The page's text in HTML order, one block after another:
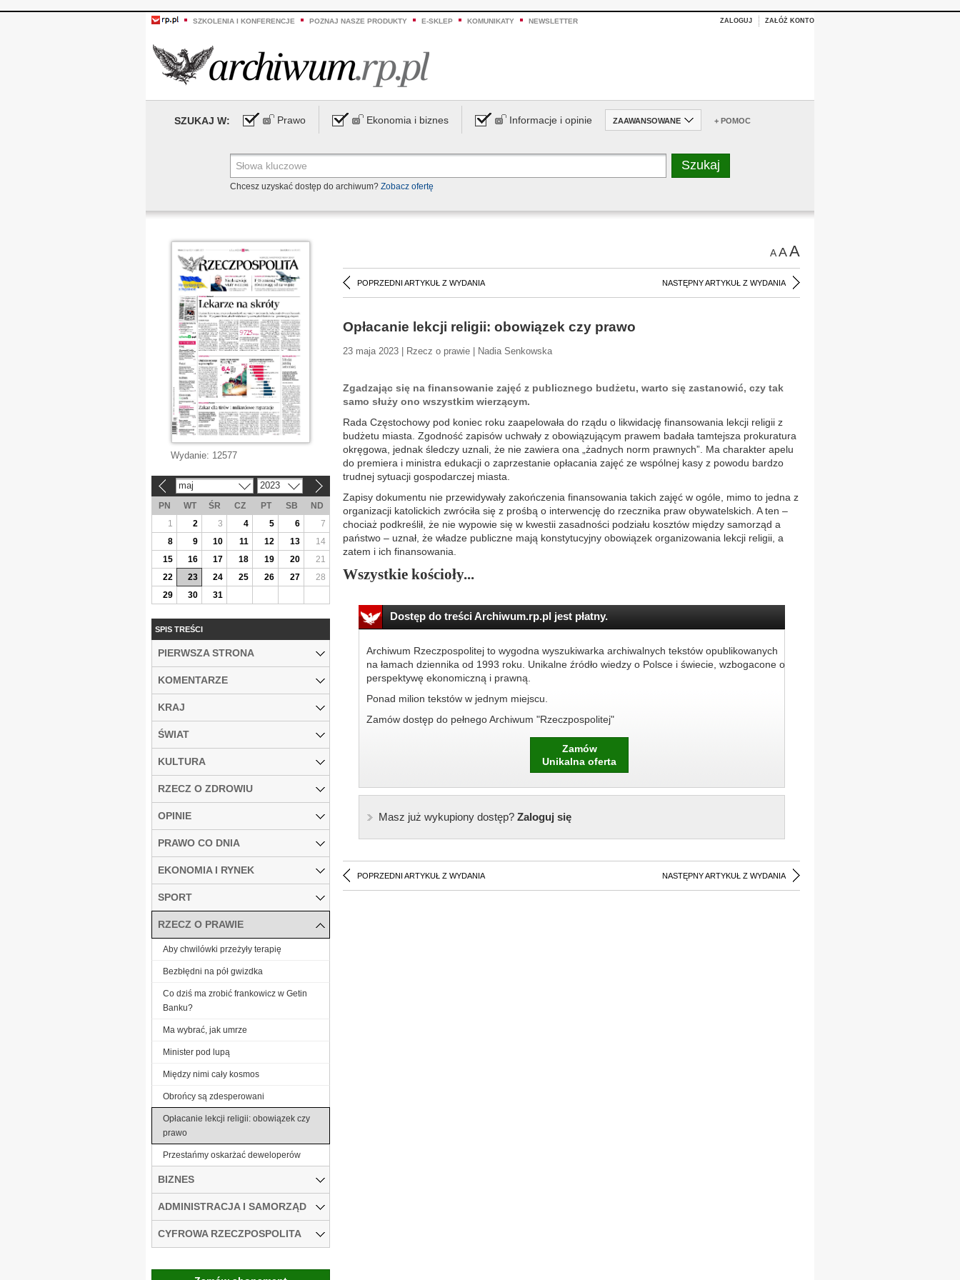
SZKOLENIA I KONFERENCJE POZNAJ NASZE PRODUKTY E-SKLEP KOMUNIKATY NEWSLETTER ZALOGUJ ZAŁÓŻ KONTO
SZUKAJ W: Prawo Ekonomia i biznes Informacje i opinie ZAAWANSOWANE + POMOC
Chcesz uzyskać dostęp do archiwum? Zobacz ofertę
AAA
POPRZEDNI ARTYKUŁ Z WYDANIA NASTĘPNY ARTYKUŁ Z WYDANIA
Opłacanie lekcji religii: obowiązek czy prawo
23 maja 2023 | Rzecz o prawie | Nadia Senkowska
Zgadzając się na finansowanie zajęć z publicznego budżetu, warto się zastanowić, czy tak
samo służy ono wszystkim wierzącym.
Rada Częstochowy pod koniec roku zaapelowała do rządu o likwidację finansowania lekcji religii z
budżetu miasta. Zgodność zapisów uchwały z obowiązującym prawem badała tamtejsza prokuratura
okręgowa, jednak śledczy uznali, że nie zawiera ona „żadnych norm prawnych”. Ma charakter apelu
do premiera i ministra edukacji o zaprzestanie opłacania zajęć ze wspólnej kasy z powodu bardzo
trudnej sytuacji gospodarczej miasta.
Zapisy dokumentu nie przewidywały zakończenia finansowania takich zajęć w ogóle, mimo to jedna z
organizacji katolickich zwróciła się z prośbą o interwencję do rzecznika praw obywatelskich. A ten –
chociaż podkreślił, że nie wypowie się w kwestii zasadności podziału kosztów między samorząd a
państwo – uznał, że władze publiczne mają konstytucyjny obowiązek organizowania lekcji religii, a
zatem i ich finansowania.
Wszystkie kościoły...
Dostęp do treści Archiwum.rp.pl jest płatny.
Archiwum Rzeczpospolitej to wygodna wyszukiwarka archiwalnych tekstów opublikowanych
na łamach dziennika od 1993 roku. Unikalne źródło wiedzy o Polsce i świecie, wzbogacone o
perspektywę ekonomiczną i prawną.
Ponad milion tekstów w jednym miejscu.
Zamów dostęp do pełnego Archiwum "Rzeczpospolitej"
Zamów
Unikalna oferta
Masz już wykupiony dostęp?Zaloguj się
POPRZEDNI ARTYKUŁ Z WYDANIA NASTĘPNY ARTYKUŁ Z WYDANIA
Wydanie: 12577
maj 2023
PN WT ŚR CZ PT SB
ND
1
2 3 4 5 6
7
8
9 10 11 12 13
14
15
16 17 18 19 20
21
22
23 24 25 26 27
28
29
30 31
SPIS TREŚCI
PIERWSZA STRONA
KOMENTARZE
KRAJ
ŚWIAT
KULTURA
RZECZ O ZDROWIU
OPINIE
PRAWO CO DNIA
EKONOMIA I RYNEK
SPORT
RZECZ O PRAWIE
Aby chwilówki przeżyły terapię
Bezbłędni na pół gwizdka
Co dziś ma zrobić frankowicz w Getin
Banku?
Ma wybrać, jak umrze
Minister pod lupą
Między nimi cały kosmos
Obrońcy są zdesperowani
Opłacanie lekcji religii: obowiązek czy
prawo
Przestańmy oskarżać deweloperów
BIZNES
ADMINISTRACJA I SAMORZĄD
CYFROWA RZECZPOSPOLITA